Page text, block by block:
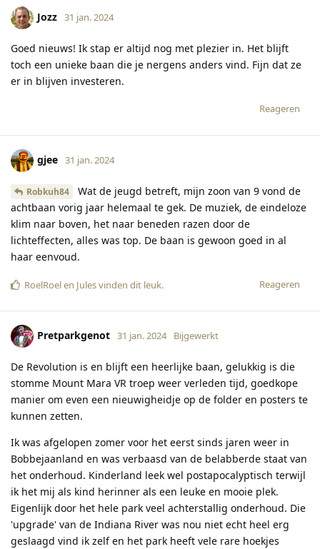
Jozz 31 jan. 2024
Goed nieuws! Ik stap er altijd nog met plezier in. Het blijft
toch een unieke baan die je nergens anders vind. Fijn dat ze
er in blijven investeren.
Reageren
gjee 31 jan. 2024
Robkuh84
Wat de jeugd betreft, mijn zoon van 9 vond de
achtbaan vorig jaar helemaal te gek. De muziek, de eindeloze
klim naar boven, het naar beneden razen door de
lichteffecten, alles was top. De baan is gewoon goed in al
haar eenvoud.
Reageren
RoelRoelen Julesvinden dit leuk.
Pretparkgenot 31 jan. 2024 Bijgewerkt
De Revolution is en blijft een heerlijke baan, gelukkig is die
stomme Mount Mara VR troep weer verleden tijd, goedkope
manier om even een nieuwigheidje op de folder en posters te
kunnen zetten.
Ik was afgelopen zomer voor het eerst sinds jaren weer in
Bobbejaanland en was verbaasd van de belabberde staat van
het onderhoud. Kinderland leek wel postapocalyptisch terwijl
ik het mij als kind herinner als een leuke en mooie plek.
Eigenlijk door het hele park veel achterstallig onderhoud. Die
'upgrade' van de Indiana River was nou niet echt heel erg
geslaagd vind ik zelf en het park heeft vele rare hoekjes